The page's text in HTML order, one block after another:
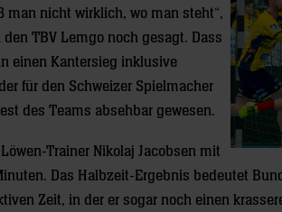
man nicht wirklich, wo man steht“,
TBV Lemgo noch gesagt. Dass
einen Kantersieg inklusive
für den Schweizer Spielmacher
des Teams absehbar gewesen.
Trainer Nikolaj Jacobsen mit
Das Halbzeit-Ergebnis bedeutet
Zeit, in der er sogar noch einen